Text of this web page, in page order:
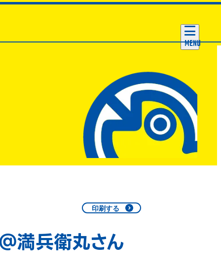
MENU
印刷する
満兵衛丸さん